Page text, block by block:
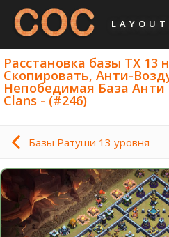
Расстановка базы ТХ 13
Скопировать, Анти-
Непобедимая База Анти
Clans - (#246)
Базы Ратуши 13 уровня